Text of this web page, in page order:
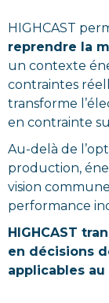
HIGHCAST
reprendre la
un contexte
contraintes
transforme
en contrainte
Au-delà de
production,
vision
performance
HIGHCAST
en décisions
applicables